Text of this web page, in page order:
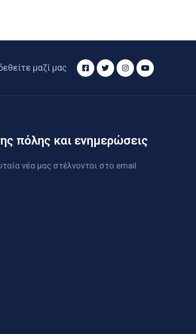
μαζί μας
πόλης και ενημερώσεις
νέα μας στέλνονται στο email